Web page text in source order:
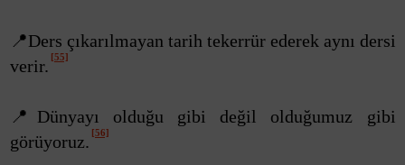
📍Ders çıkarılmayan tarih tekerrür ederek aynı dersi
verir. [55]
📍Dünyayı olduğu gibi değil olduğumuz gibi
görüyoruz. [56]